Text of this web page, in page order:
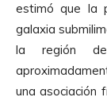
estimó que la
galaxia
la región
una asociación